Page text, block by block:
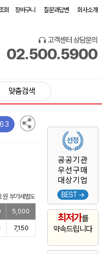
회 장바구니 질문과답변 회사소개
고객센터 상담문의
02.500.5900
공공기관
우선구매
대상기업
BEST →
최저가를
약속드립니다
맞춤검색
원 부가세별도
5,000
7,150